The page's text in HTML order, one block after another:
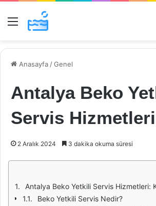
Menü
Anasayfa /Genel
Antalya Beko
Servis Hizmetleri
2 Aralık 2024 3 dakika okuma süresi
Antalya Beko Yetkili Servis Hizmetleri: Kalite
Beko Yetkili Servis Nedir?